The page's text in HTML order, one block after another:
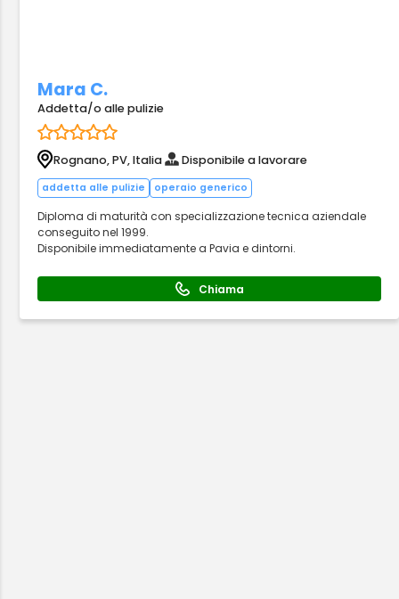
Mara C.
Addetta/o alle pulizie
Rognano, PV, Italia Disponibile a lavorare
addetta alle pulizie operaio generico
Diploma di maturità con specializzazione tecnica aziendale
conseguito nel 1999.
Disponibile immediatamente a Pavia e dintorni.
Chiama